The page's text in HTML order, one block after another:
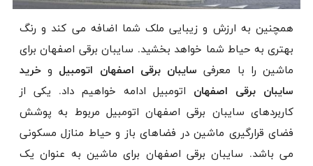
همچنین به ارزش و زیبایی ملک شما اضافه می کند و رنگ
بهتری به حیاط شما خواهد بخشید. سایبان برقی اصفهان برای
ماشین را با معرفی سایبان برقی اصفهان اتومبیل وخرید
سایبان برقی اصفهان اتومبیل ادامه خواهیم داد. یکی از
کاربردهای سایبان برقی اصفهان اتومبیل مربوط به پوشش
فضای قرارگیری ماشین در فضاهای باز و حیاط منازل مسکونی
می ‌باشد. سایبان برقی اصفهان برای ماشین به عنوان یک